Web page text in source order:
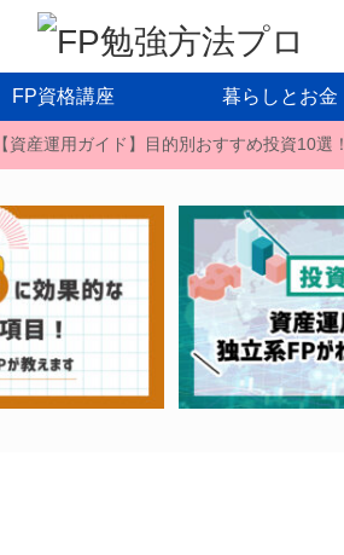
FP資格講座 暮らしとお金
【資産運用ガイド】目的別おすすめ投資10選！